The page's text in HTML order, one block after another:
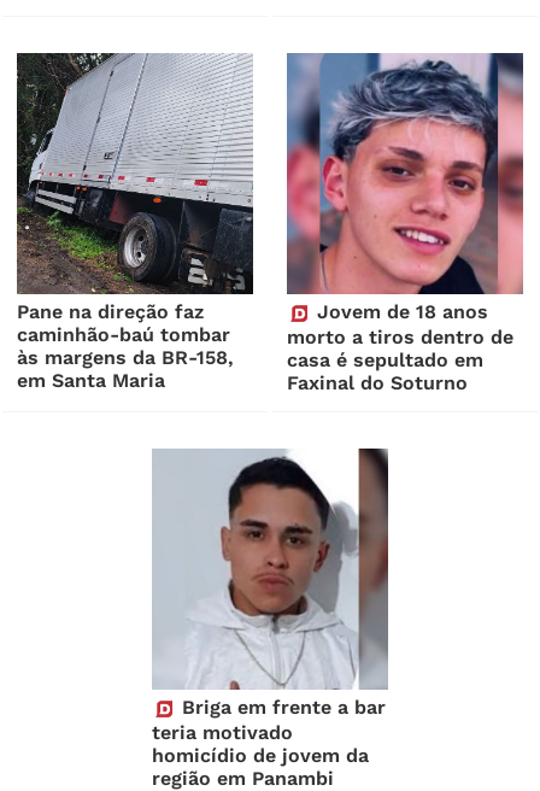
Pane na direção faz
caminhão-baú tombar
às margens da BR-158,
em Santa Maria
Jovem de 18 anos
morto a tiros dentro de
casa é sepultado em
Faxinal do Soturno
Briga em frente a bar
teria motivado
homicídio de jovem da
região em Panambi